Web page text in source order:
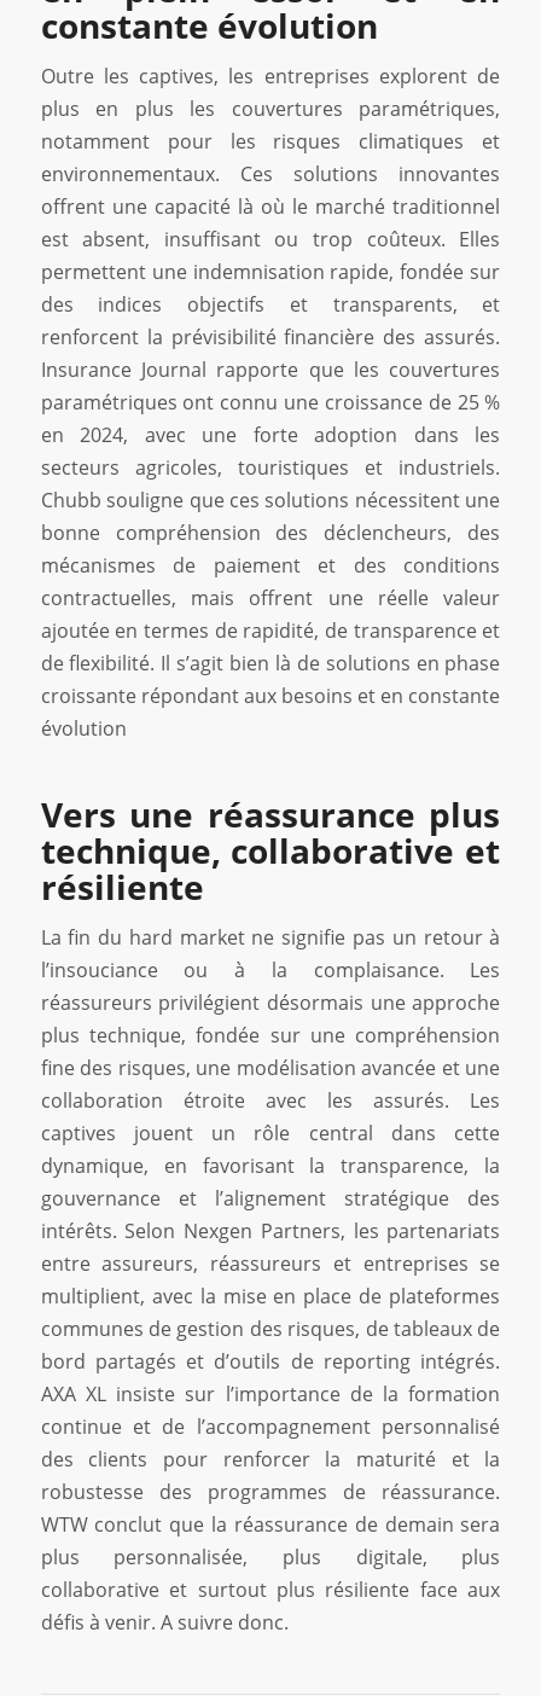
constante évolution
Outre les captives, les entreprises explorent de
plus en plus les couvertures paramétriques,
notamment pour les risques climatiques et
environnementaux. Ces solutions innovantes
offrent une capacité là où le marché traditionnel
est absent, insuffisant ou trop coûteux. Elles
permettent une indemnisation rapide, fondée sur
des indices objectifs et transparents, et
renforcent la prévisibilité financière des assurés.
Insurance Journal rapporte que les couvertures
paramétriques ont connu une croissance de 25 %
en 2024, avec une forte adoption dans les
secteurs agricoles, touristiques et industriels.
Chubb souligne que ces solutions nécessitent une
bonne compréhension des déclencheurs, des
mécanismes de paiement et des conditions
contractuelles, mais offrent une réelle valeur
ajoutée en termes de rapidité, de transparence et
de flexibilité. Il s’agit bien là de solutions en phase
croissante répondant aux besoins et en constante
évolution
Vers une réassurance plus
technique, collaborative et
résiliente
La fin du hard market ne signifie pas un retour à
l’insouciance ou à la complaisance. Les
réassureurs privilégient désormais une approche
plus technique, fondée sur une compréhension
fine des risques, une modélisation avancée et une
collaboration étroite avec les assurés. Les
captives jouent un rôle central dans cette
dynamique, en favorisant la transparence, la
gouvernance et l’alignement stratégique des
intérêts. Selon Nexgen Partners, les partenariats
entre assureurs, réassureurs et entreprises se
multiplient, avec la mise en place de plateformes
communes de gestion des risques, de tableaux de
bord partagés et d’outils de reporting intégrés.
AXA XL insiste sur l’importance de la formation
continue et de l’accompagnement personnalisé
des clients pour renforcer la maturité et la
robustesse des programmes de réassurance.
WTW conclut que la réassurance de demain sera
plus personnalisée, plus digitale, plus
collaborative et surtout plus résiliente face aux
défis à venir. A suivre donc.